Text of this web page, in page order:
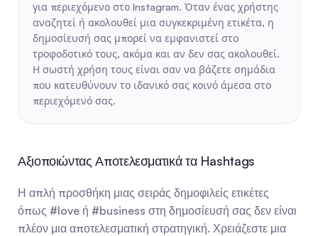
για περιεχόμενο στο Instagram. Όταν ένας χρήστης
αναζητεί ή ακολουθεί μια συγκεκριμένη ετικέτα, η
δημοσίευσή σας μπορεί να εμφανιστεί στο
τροφοδοτικό τους, ακόμα και αν δεν σας ακολουθεί.
Η σωστή χρήση τους είναι σαν να βάζετε σημάδια
που κατευθύνουν το ιδανικό σας κοινό άμεσα στο
περιεχόμενό σας.
Αξιοποιώντας Αποτελεσματικά τα Hashtags
Η απλή προσθήκη μιας σειράς δημοφιλείς ετικέτες
όπως #love ή #business στη δημοσίευσή σας δεν είναι
πλέον μια αποτελεσματική στρατηγική. Χρειάζεστε μια